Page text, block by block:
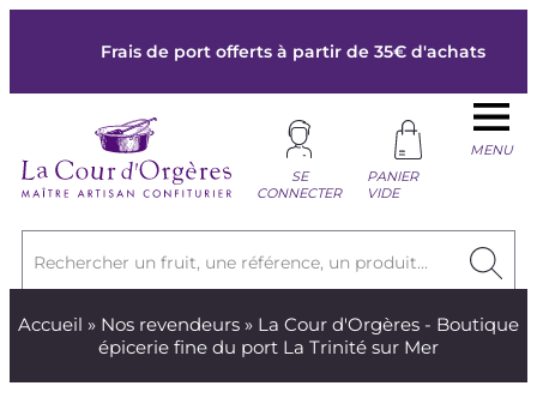
Frais de port offerts à partir de 35€ d'achats
Rechercher un fruit, une référence, un produit...
SE
CONNECTER
PANIER
VIDE
MENU
Accueil » Nos revendeurs » La Cour d'Orgères - Boutique
épicerie fine du port La Trinité sur Mer